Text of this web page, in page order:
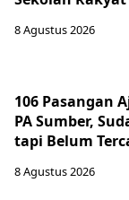
8 Agustus 2026
106 Pasangan
PA Sumber,
tapi Belum
8 Agustus 2026